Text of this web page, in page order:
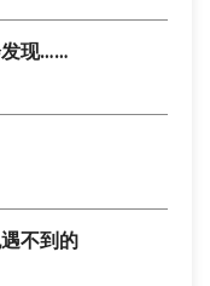
发现……
不到的